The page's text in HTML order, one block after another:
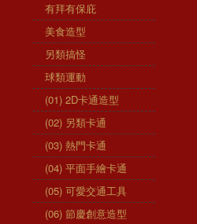
有拜有保庇
美食造型
另類搞怪
球類運動
(01) 2D卡通造型
(02) 另類卡通
(03) 熱門卡通
(04) 平面手繪卡通
(05) 可愛交通工具
(06) 節慶創意造型